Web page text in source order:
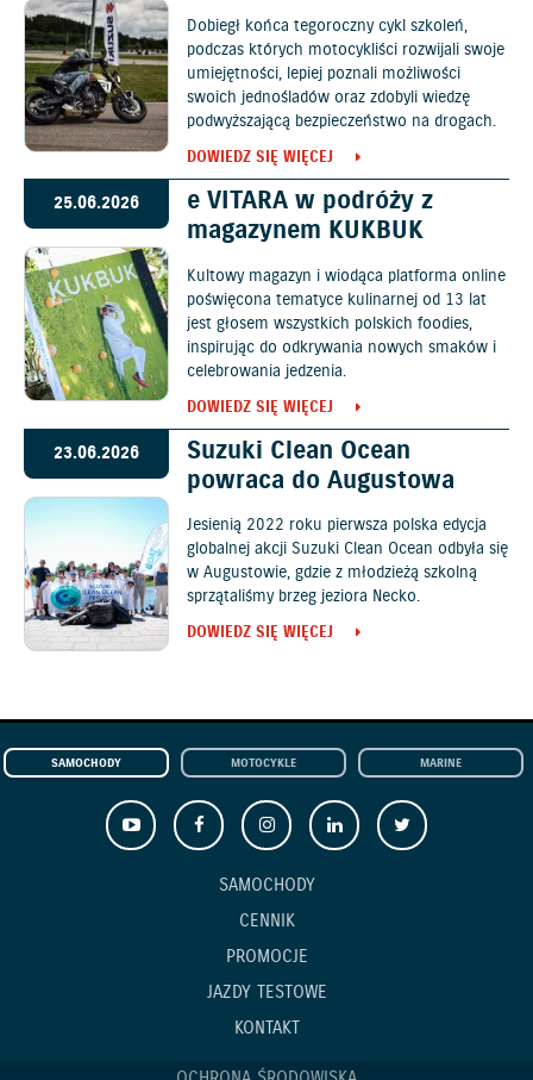
Dobiegł końca tegoroczny cykl szkoleń,
podczas których motocykliści rozwijali swoje
umiejętności, lepiej poznali możliwości
swoich jednośladów oraz zdobyli wiedzę
podwyższającą bezpieczeństwo na drogach.
DOWIEDZ SIĘ WIĘCEJ
25.06.2026
e VITARA w podróży z
magazynem KUKBUK
Kultowy magazyn i wiodąca platforma online
poświęcona tematyce kulinarnej od 13 lat
jest głosem wszystkich polskich foodies,
inspirując do odkrywania nowych smaków i
celebrowania jedzenia.
DOWIEDZ SIĘ WIĘCEJ
23.06.2026
Suzuki Clean Ocean
powraca do Augustowa
Jesienią 2022 roku pierwsza polska edycja
globalnej akcji Suzuki Clean Ocean odbyła się
w Augustowie, gdzie z młodzieżą szkolną
sprzątaliśmy brzeg jeziora Necko.
DOWIEDZ SIĘ WIĘCEJ
SAMOCHODY MOTOCYKLE MARINE
SAMOCHODY
CENNIK
PROMOCJE
JAZDY TESTOWE
KONTAKT